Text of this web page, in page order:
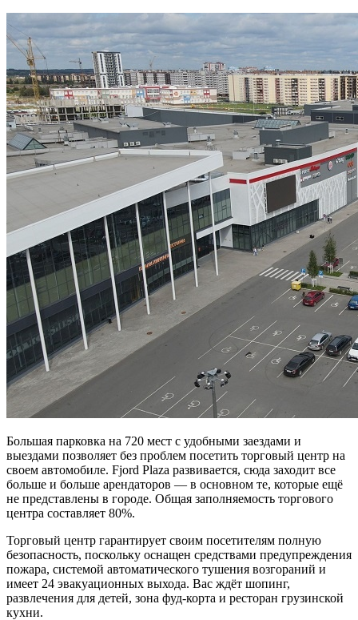
Большая парковка на 720 мест с удобными заездами и
выездами позволяет без проблем посетить торговый центр на
своем автомобиле. Fjord Plaza развивается, сюда заходит все
больше и больше арендаторов — в основном те, которые ещё
не представлены в городе. Общая заполняемость торгового
центра составляет 80%.
Торговый центр гарантирует своим посетителям полную
безопасность, поскольку оснащен средствами предупреждения
пожара, системой автоматического тушения возгораний и
имеет 24 эвакуационных выхода. Вас ждёт шопинг,
развлечения для детей, зона фуд-корта и ресторан грузинской
кухни.